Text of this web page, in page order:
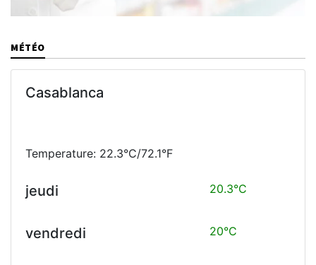
MÉTÉO
Casablanca
Temperature: 22.3°C/72.1°F
jeudi 20.3°C
vendredi 20°C